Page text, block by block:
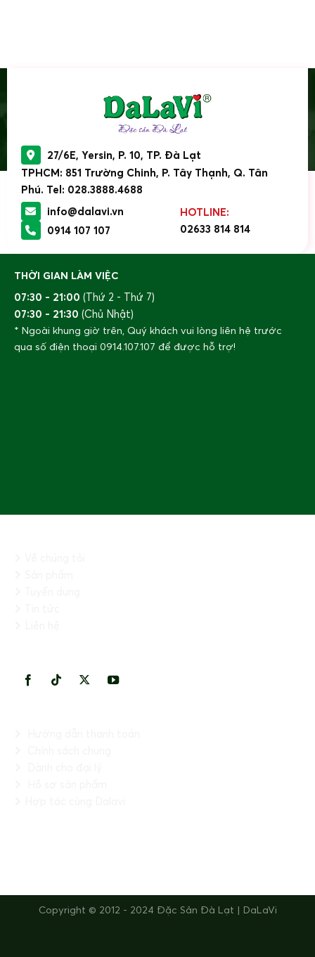
27/6E, Yersin, P. 10, TP. Đà Lạt
TPHCM: 851 Trường Chinh, P. Tây Thạnh, Q. Tân
Phú. Tel: 028.3888.4688
info@dalavi.vn
0914 107 107
HOTLINE:
02633 814 814
THỜI GIAN LÀM VIỆC
07:30 - 21:00 (Thứ 2 - Thứ 7)
07:30 - 21:30 (Chủ Nhật)
* Ngoài khung giờ trên, Quý khách vui lòng liên hệ trước
qua số điện thoại 0914.107.107 để được hỗ trợ!
Copyright © 2012 - 2024 Đặc Sản Đà Lạt | DaLaVi